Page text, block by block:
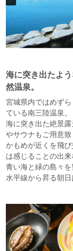
海に突き出たよ
然温泉。
宮城県内ではめず
ている南三陸温泉。
海に突き出た絶景
やサウナもご用意致
かもめが近くを飛
は感じることの出
青い海と緑の島々を
水平線から昇る朝日